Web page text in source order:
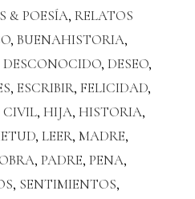
& POESÍA,RELATOS
, BUENAHISTORIA,
DESCONOCIDO, DESEO,
, ESCRIBIR, FELICIDAD,
CIVIL, HIJA, HISTORIA,
, LEER, MADRE,
, PADRE, PENA,
, SENTIMIENTOS,